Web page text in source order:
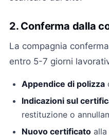
2. Conferma dalla
La compagnia
entro 5-7 giorni
Appendice di polizza
Indicazioni sul
restituzione o
Nuovo certificato